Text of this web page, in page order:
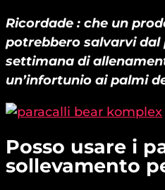
Ricordade : che un
potrebbero salvarvi dal
settimana di
un’infortunio ai palmi
Posso usare i
sollevamento